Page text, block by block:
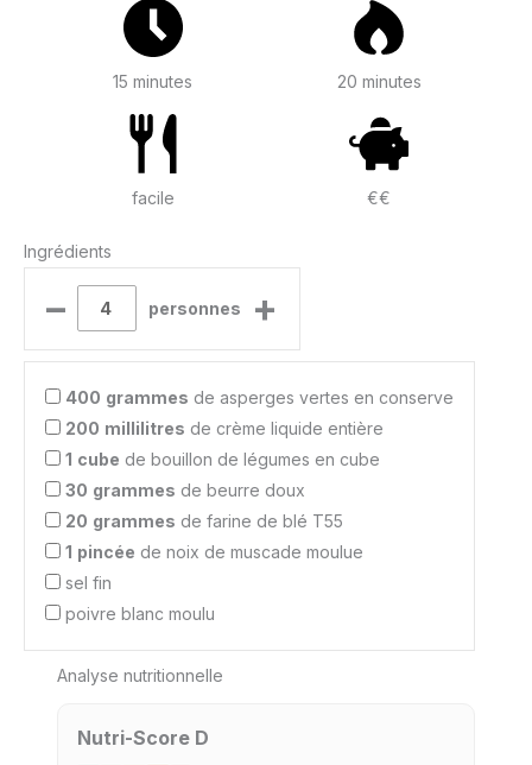
15 minutes 20 minutes
facile €€
Ingrédients
– personnes +
400 grammes de asperges vertes en conserve
200 millilitres de crème liquide entière
1 cube de bouillon de légumes en cube
30 grammes de beurre doux
20 grammes de farine de blé T55
1 pincée de noix de muscade moulue
sel fin
poivre blanc moulu
Analyse nutritionnelle
Nutri-Score D